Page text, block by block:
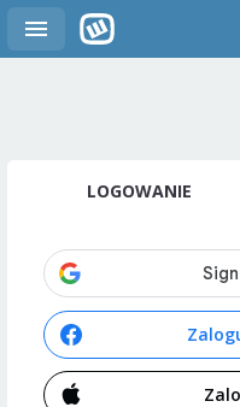
LOGOWANIE